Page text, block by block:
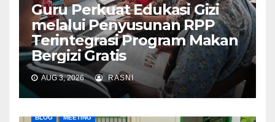
Guru Perkuat Edukasi Gizi
melalui Penyusunan RPP
Terintegrasi Program Makan
Bergizi Gratis
AUG 3, 2026 RASNI
BLOG MEETING